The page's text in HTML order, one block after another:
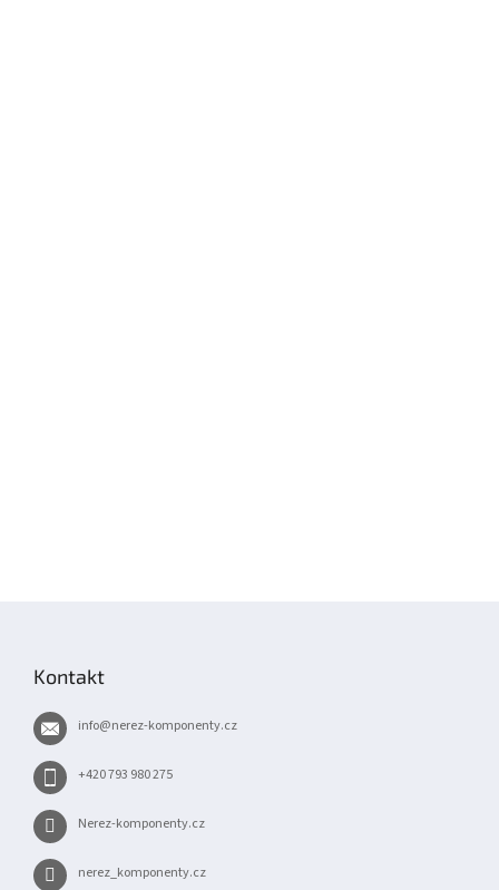
Kontakt
info@nerez-komponenty.cz
+420 793 980 275
Nerez-komponenty.cz
nerez_komponenty.cz